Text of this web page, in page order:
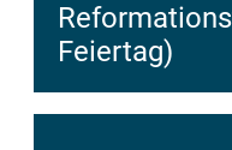
hcs
Feiertag)